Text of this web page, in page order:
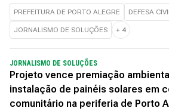
PREFEITURA DE PORTO ALEGRE DEFESA
JORNALISMO DE SOLUÇÕES + 4
JORNALISMO DE SOLUÇÕES
Projeto vence premiação
instalação de painéis solares em
comunitário na periferia de Porto